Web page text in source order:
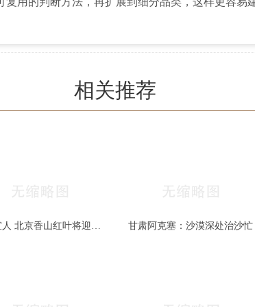
相关推荐
甘肃阿克塞：沙漠深处治沙忙